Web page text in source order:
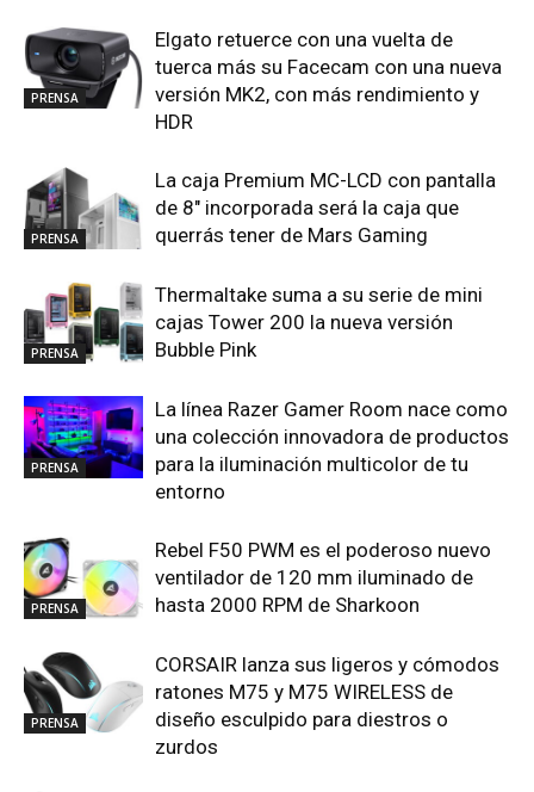
PRENSA
Elgato retuerce con una vuelta de
tuerca más su Facecam con una nueva
versión MK2, con más rendimiento y
HDR
PRENSA
La caja Premium MC-LCD con pantalla
de 8″ incorporada será la caja que
querrás tener de Mars Gaming
PRENSA
Thermaltake suma a su serie de mini
cajas Tower 200 la nueva versión
Bubble Pink
PRENSA
La línea Razer Gamer Room nace como
una colección innovadora de productos
para la iluminación multicolor de tu
entorno
PRENSA
Rebel F50 PWM es el poderoso nuevo
ventilador de 120 mm iluminado de
hasta 2000 RPM de Sharkoon
PRENSA
CORSAIR lanza sus ligeros y cómodos
ratones M75 y M75 WIRELESS de
diseño esculpido para diestros o
zurdos